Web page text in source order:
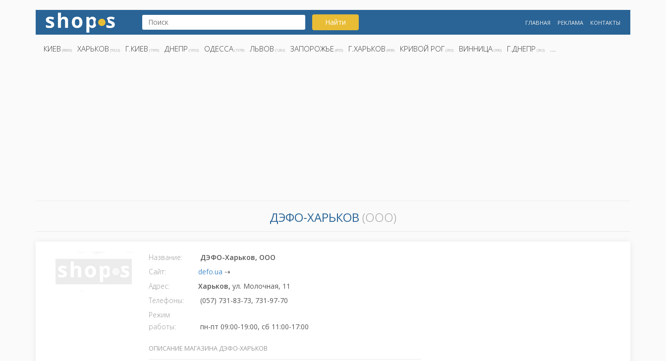
Найти ГЛАВНАЯ РЕКЛАМА КОНТАКТЫ
КИЕВ (8800) ХАРЬКОВ (5922) Г.КИЕВ (1995) ДНЕПР (1692) ОДЕССА (1578) ЛЬВОВ (1282) ЗАПОРОЖЬЕ (855) Г.ХАРЬКОВ (808) КРИВОЙ РОГ (392) ВИННИЦА (390) Г.ДНЕПР (362) ...
ДЭФО-ХАРЬКОВ (ООО)
Название:
ДЭФО-Харьков, ООО
Сайт:
defo.ua ⇢
Адрес:
Харьков,ул. Молочная, 11
Телефоны:
(057) 731-83-73, 731-97-70
Режим
работы:
пн-пт 09:00-19:00, сб 11:00-17:00
ОПИСАНИЕ МАГАЗИНА ДЭФО-ХАРЬКОВ